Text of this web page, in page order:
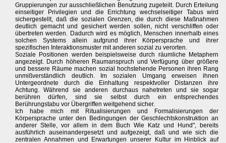
Gruppierungen zur ausschließlichen Benutzung zugeteilt. Durch Erteilung
einseitiger Privilegien und die Errichtung wechselseitiger Tabus wird
sichergestellt, daß die sozialen Grenzen, die durch diese Maßnahmen
deutlich gemacht und gesichert werden sollen, nicht verschliffen oder
übertreten werden. Dadurch wird es möglich, Menschen innerhalb eines
solchen Systems allein aufgrund ihrer Körpersprache und ihrer
spezifischen Interaktionsmuster mit anderen sozial zu verorten.
Soziale Positionen werden beispielsweise durch räumliche Metaphern
angezeigt. Durch höheren Raumanspruch und Verfügung über größere
und bessere Räume machen sozial hochstehende Personen ihren Rang
unmißverständlich deutlich. Im sozialen Umgang erweisen ihnen
Untergeordnete durch die Einhaltung respektvoller Distanzen ihre
Achtung. Während sie anderen durchaus nahetreten und sie sogar
berühren dürfen, sind sie selbst durch ein entsprechendes
Berührungstabu vor Übergriffen weitgehend sicher.
Ich habe mich mit Ritualisierungen und Formalisierungen der
Körpersprache unter den Bedingungen der Geschlechtskonstruktion an
anderer Stelle, vor allem in dem Buch Wie Katz und Hund", bereits
ausführlich auseinandergesetzt und aufgezeigt, daß und wie sich die
zentralen Annahmen und Erwartungen unserer Kultur im Hinblick auf